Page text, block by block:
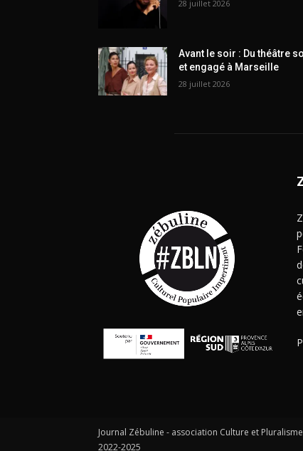
28 juillet 2026
Avant le soir : Du théâtre
et engagé à Marseille
28 juillet 2026
Journal Zébuline - association Culture et
2022-2025